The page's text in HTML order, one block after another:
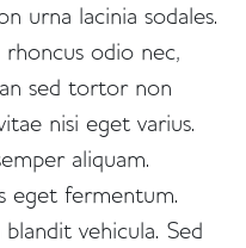
urna lacinia sodales.
odio nec,
sed tortor non
nisi eget varius.
aliquam.
eget fermentum.
vehicula. Sed